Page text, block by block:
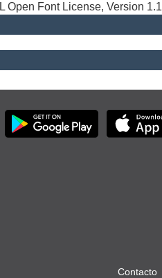
Open Font License, Version 1.1
Contacto